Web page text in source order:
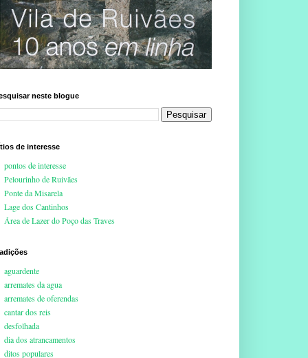
neste blogue
de interesse
pontos de interesse
Pelourinho de Ruivães
Ponte da Misarela
Lage dos Cantinhos
Área de Lazer do Poço das Traves
aguardente
arremates da agua
arremates de oferendas
cantar dos reis
desfolhada
dia dos atrancamentos
ditos populares